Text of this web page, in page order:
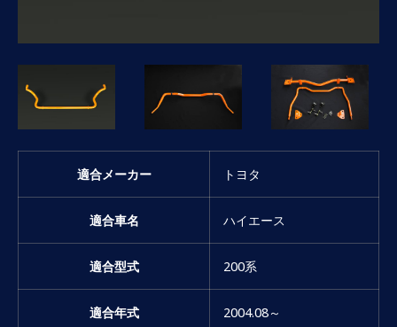
適合メーカー トヨタ
適合車名 ハイエース
適合型式 200系
適合年式 2004.08～